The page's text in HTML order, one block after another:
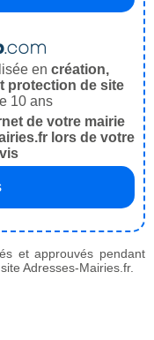
en création,
protection de site
10 ans
de votre mairie
lors de votre
et approuvés pendant
Adresses-Mairies.fr.